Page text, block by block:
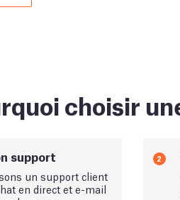
choisir
support
un support client
en direct et e-mail
2